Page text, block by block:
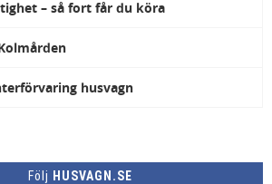
– så fort får du köra
husvagn
Följ HUSVAGN.SE